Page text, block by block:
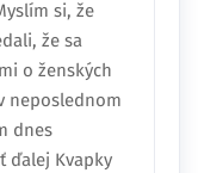
si, že
že sa
o ženských
neposlednom
dnes
ďalej Kvapky